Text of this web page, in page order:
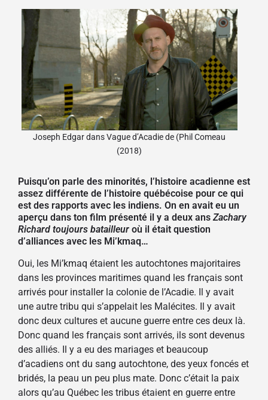
Joseph Edgar dans Vague d’Acadie de (Phil Comeau
(2018)
Puisqu’on parle des minorités, l’histoire acadienne est
assez différente de l’histoire québécoise pour ce qui
est des rapports avec les indiens. On en avait eu un
aperçu dans ton film présenté il y a deux ansZachary
Richard toujours batailleur où il était question
d’alliances avec les Mi’kmaq…
Oui, les Mi’kmaq étaient les autochtones majoritaires
dans les provinces maritimes quand les français sont
arrivés pour installer la colonie de l’Acadie. Il y avait
une autre tribu qui s’appelait les Malécites. Il y avait
donc deux cultures et aucune guerre entre ces deux là.
Donc quand les français sont arrivés, ils sont devenus
des alliés. Il y a eu des mariages et beaucoup
d’acadiens ont du sang autochtone, des yeux foncés et
bridés, la peau un peu plus mate. Donc c’était la paix
alors qu’au Québec les tribus étaient en guerre entre